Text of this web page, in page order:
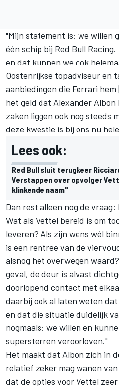
"Mijn statement is: we willen
één schip bij Red Bull
en dat kunnen we ook
Oostenrijkse topadviseur en
aanbiedingen die Ferrari
het geld dat Alexander
zaken liggen ook nog steeds
deze kwestie is bij ons nu
Lees ook:
Red Bull sluit terugkeer
Verstappen over opvolger
klinkende naam"
Dan rest alleen nog de
Wat als Vettel bereid is om
leveren? Als zijn wens wél
is een rentree van de
alsnog het overwegen
geval, de deur is alvast
doorlopend contact met
daarbij ook al laten weten
en dat die situatie duidelijk
nogmaals: we willen en
supersterren veroorloven."
Het maakt dat Albon zich in
relatief zeker mag wanen
dat de opties voor Vettel